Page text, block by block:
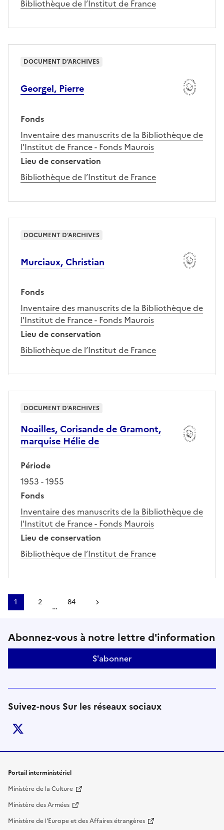
Bibliothèque de l’Institut de France
Georgel, Pierre
Fonds
Inventaire des manuscrits de la Bibliothèque de
l'Institut de France - Fonds Maurois
Lieu de conservation
Bibliothèque de l’Institut de France
DOCUMENT D'ARCHIVES
Murciaux, Christian
Fonds
Inventaire des manuscrits de la Bibliothèque de
l'Institut de France - Fonds Maurois
Lieu de conservation
Bibliothèque de l’Institut de France
DOCUMENT D'ARCHIVES
Noailles, Corisande de Gramont,
marquise Hélie de
Période
1953 - 1955
Fonds
Inventaire des manuscrits de la Bibliothèque de
l'Institut de France - Fonds Maurois
Lieu de conservation
Bibliothèque de l’Institut de France
DOCUMENT D'ARCHIVES
1 2 … 84
Suivez-nous sur le réseaux
Abonnez-vous à notre lettre d'information
S'abonner
Suivez-nous Sur les réseaux sociaux
Liens de bas de page
Portail interministériel
Ministère de la Culture
Ministère des Armées
Ministère de l'Europe et des Affaires étrangères